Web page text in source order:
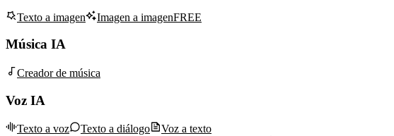
Texto a imagen Imagen a imagenFREE
Música IA
Creador de música
Voz IA
Texto a voz Texto a diálogo
Voz a texto